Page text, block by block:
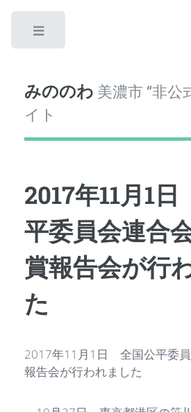
みののわ 美濃市 “非公
イト
2017年11月1
平委員会連合
賞報告会が行
た
2017年11月1日 全国公平委
報告会が行われました